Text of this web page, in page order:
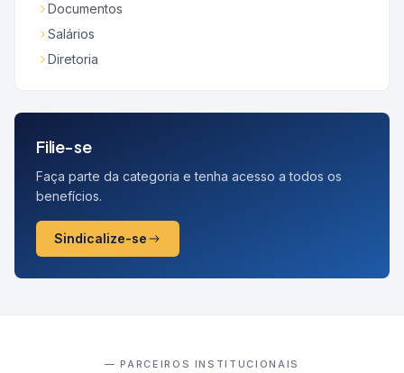
Documentos
Salários
Diretoria
Filie-se
Faça parte da categoria e tenha acesso a todos os
benefícios.
Sindicalize-se
— PARCEIROS INSTITUCIONAIS